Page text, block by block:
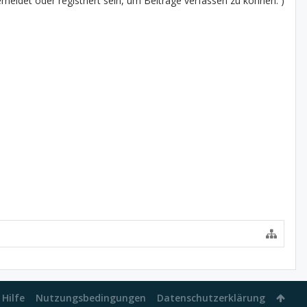
Hilfe Nutzungsbedingungen Datenschutzerklärung